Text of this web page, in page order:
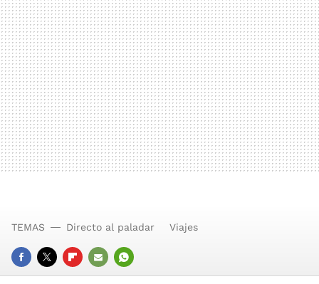
FACEBOOK
TWITTERFLIPBOARD
E- WHATSAPP
TEMAS Directo al paladar Viajes